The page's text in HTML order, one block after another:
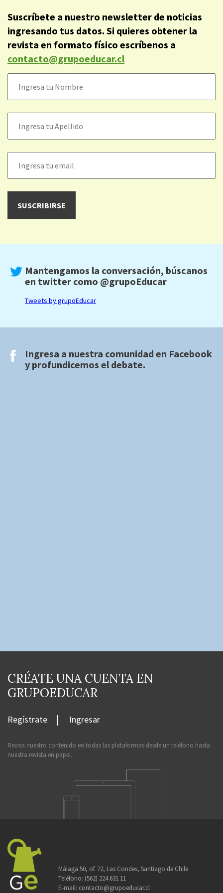
Suscríbete a nuestro newsletter de noticias
ingresando tus datos. Si quieres obtener la
revista en formato físico escríbenos a
contacto@grupoeducar.cl
Mantengamos la conversación, búscanos
en twitter como @grupoEducar
Tweets by grupoEducar
Ingresa a nuestra comunidad en Facebook
y profundicemos el debate.
CRÉATE UNA CUENTA EN
GRUPOEDUCAR
Regístrate Ingresar
Revisa nuestro contenido en todas las plataformas desde un teléfono hasta
nuestra revista en papel.
Málaga 50, of. 72, Las Condes, Santiago de Chile.
Teléfono: (562) 224 631 11
E-mail: contacto@grupoeducar.cl